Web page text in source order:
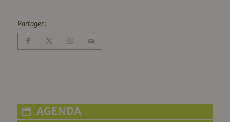
Partager :
AGENDA